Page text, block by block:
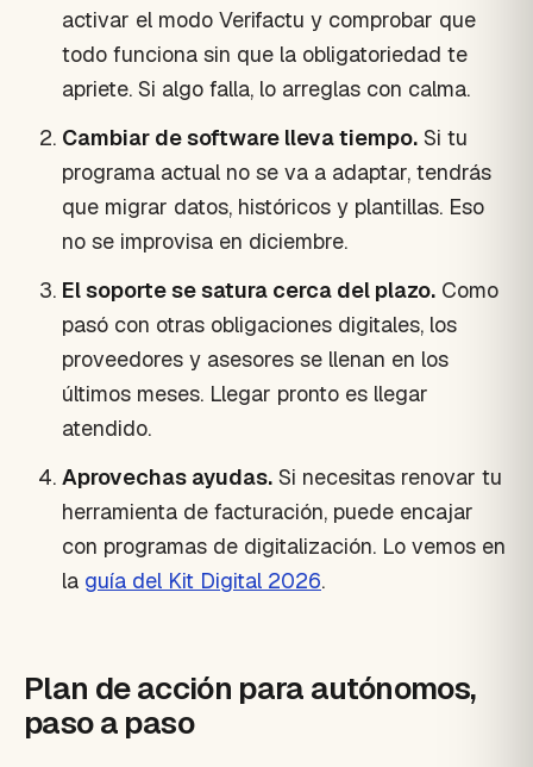
activar el modo Verifactu y comprobar que
todo funciona sin que la obligatoriedad te
apriete. Si algo falla, lo arreglas con calma.
Cambiar de software lleva tiempo. Si tu
programa actual no se va a adaptar, tendrás
que migrar datos, históricos y plantillas. Eso
no se improvisa en diciembre.
El soporte se satura cerca del plazo. Como
pasó con otras obligaciones digitales, los
proveedores y asesores se llenan en los
últimos meses. Llegar pronto es llegar
atendido.
Aprovechas ayudas. Si necesitas renovar tu
herramienta de facturación, puede encajar
con programas de digitalización. Lo vemos en
la guía del Kit Digital 2026.
Plan de acción para autónomos,
paso a paso